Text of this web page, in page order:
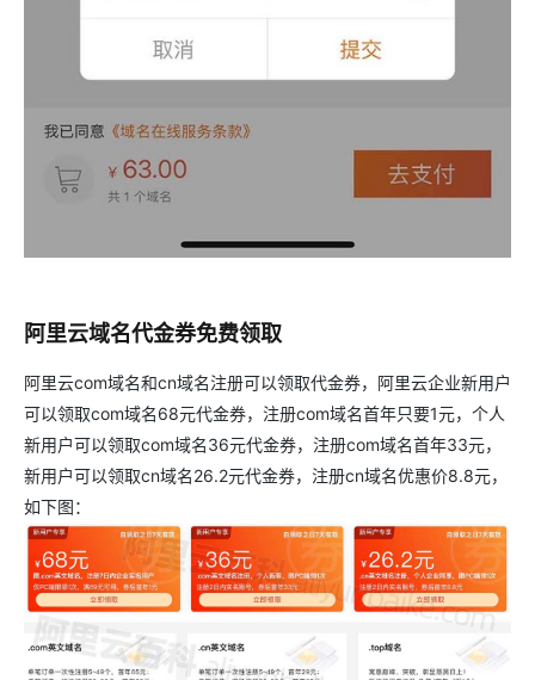
阿里云域名代金券免费领取
阿里云com域名和cn域名注册可以领取代金券，阿里云企业新用户
可以领取com域名68元代金券，注册com域名首年只要1元，个人
新用户可以领取com域名36元代金券，注册com域名首年33元，
新用户可以领取cn域名26.2元代金券，注册cn域名优惠价8.8元，
如下图：